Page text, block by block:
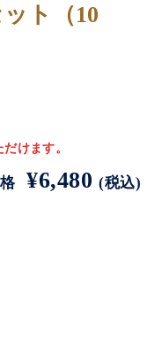
ト（10
けます。
¥6,480(税込)